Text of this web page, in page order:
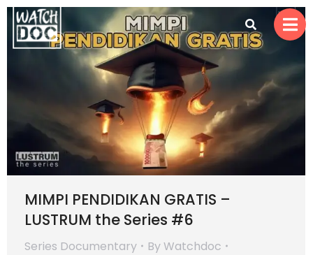
MIMPI PENDIDIKAN GRATIS –
LUSTRUM the Series #6
Series Documentary ByWatchdoc